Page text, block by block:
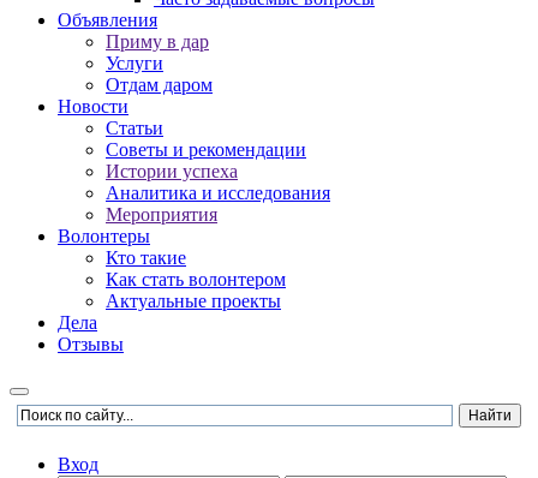
Объявления
Приму в дар
Услуги
Отдам даром
Новости
Статьи
Советы и рекомендации
Истории успеха
Аналитика и исследования
Мероприятия
Волонтеры
Кто такие
Как стать волонтером
Актуальные проекты
Дела
Отзывы
Вход